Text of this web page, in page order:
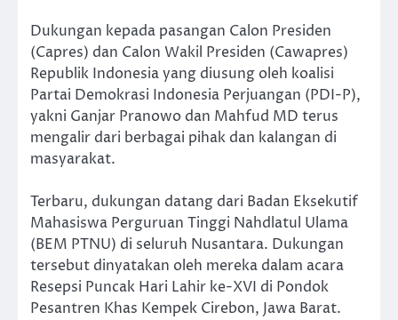
Dukungan kepada pasangan Calon Presiden
(Capres) dan Calon Wakil Presiden (Cawapres)
Republik Indonesia yang diusung oleh koalisi
Partai Demokrasi Indonesia Perjuangan (PDI-P),
yakni Ganjar Pranowo dan Mahfud MD terus
mengalir dari berbagai pihak dan kalangan di
masyarakat.
Terbaru, dukungan datang dari Badan Eksekutif
Mahasiswa Perguruan Tinggi Nahdlatul Ulama
(BEM PTNU) di seluruh Nusantara. Dukungan
tersebut dinyatakan oleh mereka dalam acara
Resepsi Puncak Hari Lahir ke-XVI di Pondok
Pesantren Khas Kempek Cirebon, Jawa Barat.